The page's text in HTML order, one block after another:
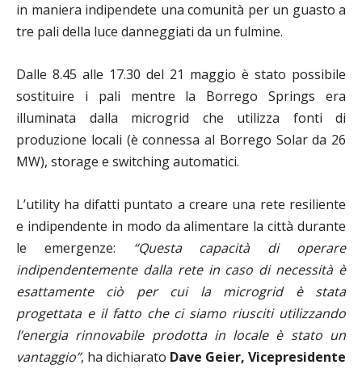
in maniera indipendete una comunità per un guasto a
tre pali della luce danneggiati da un fulmine.
Dalle 8.45 alle 17.30 del 21 maggio è stato possibile
sostituire i pali mentre la Borrego Springs era
illuminata dalla microgrid che utilizza fonti di
produzione locali (è connessa al Borrego Solar da 26
MW), storage e switching automatici.
L’utility ha difatti puntato a creare una rete resiliente
e indipendente in modo da alimentare la città durante
le emergenze:
“Questa capacità di operare
indipendentemente dalla rete in caso di necessità è
esattamente ciò per cui la microgrid è stata
progettata e il fatto che ci siamo riusciti utilizzando
l’energia rinnovabile prodotta in locale è stato un
vantaggio”, ha dichiarato Dave Geier, Vicepresidente